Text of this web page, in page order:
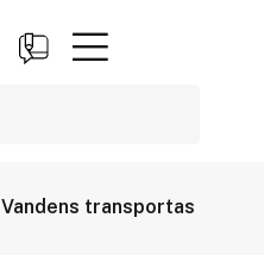
Vandens transportas